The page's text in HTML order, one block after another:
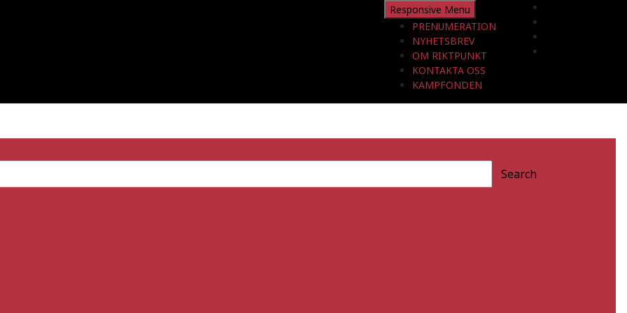
Responsive Menu
PRENUMERATION
NYHETSBREV
OM RIKTPUNKT
KONTAKTA OSS
KAMPFONDEN
Search